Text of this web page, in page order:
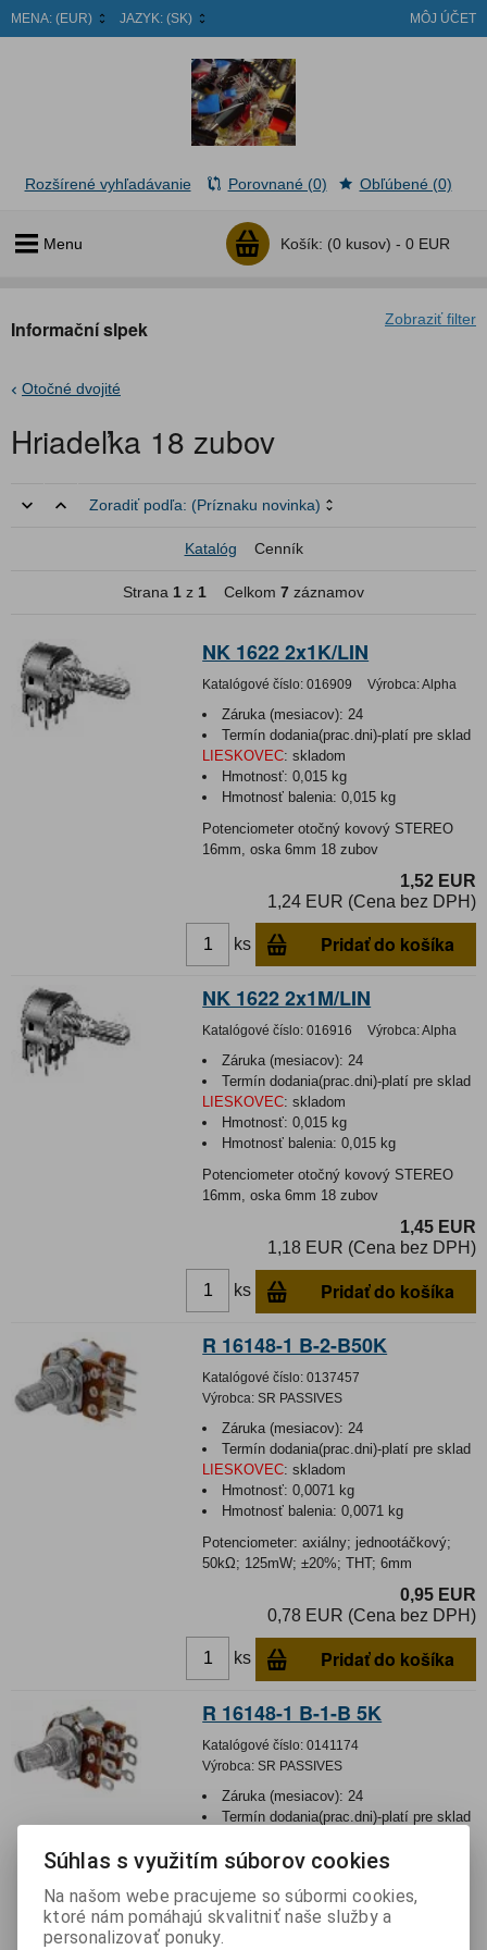
MENA: (EUR) JAZYK: (SK) MÔJ ÚČET
Menu Košík: (0 kusov) - 0 EUR
Rozšírené vyhľadávanie Porovnané (0) Obľúbené (0)
Zobraziť filter
Informační slpek
Otočné dvojité
Hriadeľka 18 zubov
Zoradiť podľa: (Príznaku novinka)
Katalóg Cenník
Strana 1 z 1 Celkom 7 záznamov
NK 1622 2x1K/LIN
Katalógové číslo: 016909 Výrobca:Alpha
Záruka (mesiacov): 24
Termín dodania(prac.dni)-platí pre sklad
LIESKOVEC: skladom
Hmotnosť:0,015 kg
Hmotnosť balenia:0,015 kg
Potenciometer otočný kovový STEREO
16mm, oska 6mm 18 zubov
1,52 EUR
1,24 EUR (Cena bez DPH)
ks Pridať do košíka
NK 1622 2x1M/LIN
Katalógové číslo: 016916 Výrobca:Alpha
Záruka (mesiacov): 24
Termín dodania(prac.dni)-platí pre sklad
LIESKOVEC: skladom
Hmotnosť:0,015 kg
Hmotnosť balenia:0,015 kg
Potenciometer otočný kovový STEREO
16mm, oska 6mm 18 zubov
1,45 EUR
1,18 EUR (Cena bez DPH)
ks Pridať do košíka
R 16148-1 B-2-B50K
Katalógové číslo: 0137457
Výrobca: SR PASSIVES
Záruka (mesiacov): 24
Termín dodania(prac.dni)-platí pre sklad
LIESKOVEC: skladom
Hmotnosť:0,0071 kg
Hmotnosť balenia:0,0071 kg
Potenciometer: axiálny; jednootáčkový;
50kΩ; 125mW; ±20%; THT; 6mm
0,95 EUR
0,78 EUR (Cena bez DPH)
ks Pridať do košíka
R 16148-1 B-1-B 5K
Katalógové číslo: 0141174
Výrobca: SR PASSIVES
Záruka (mesiacov): 24
Termín dodania(prac.dni)-platí pre sklad
Hmotnosť:0,00725 kg
Potenciometer: axiálny; jednootáčkový;
5kΩ; 125mW; ±20%; na kábel
Súhlas s využitím súborov cookies
Na našom webe pracujeme so súbormi cookies,
ktoré nám pomáhajú skvalitniť naše služby a
personalizovať ponuky.